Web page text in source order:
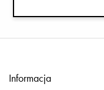
Informacja